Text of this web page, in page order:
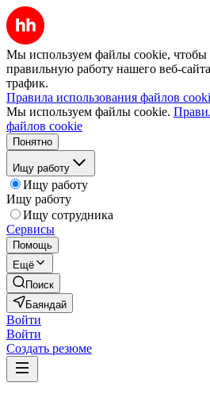
Мы используем файлы cookie, чтобы
правильную работу нашего веб-
трафик.
Правила использования файлов
Мы используем файлы cookie.
файлов cookie
Понятно
Ищу работу
Ищу работу
Ищу работу
Ищу сотрудника
Сервисы
Помощь
Ещё
Поиск
Баяндай
Войти
Войти
Создать резюме